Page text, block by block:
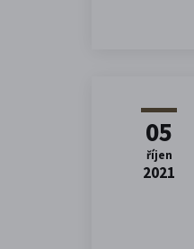
05
říjen
2021